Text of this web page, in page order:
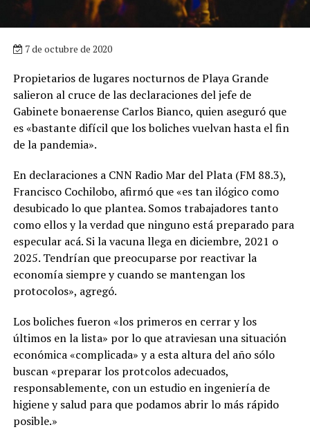
7 de octubre de 2020
Propietarios de lugares nocturnos de Playa Grande
salieron al cruce de las declaraciones del jefe de
Gabinete bonaerense Carlos Bianco, quien aseguró que
es «bastante difícil que los boliches vuelvan hasta el fin
de la pandemia».
En declaraciones a CNN Radio Mar del Plata (FM 88.3),
Francisco Cochilobo, afirmó que «es tan ilógico como
desubicado lo que plantea. Somos trabajadores tanto
como ellos y la verdad que ninguno está preparado para
especular acá. Si la vacuna llega en diciembre, 2021 o
2025. Tendrían que preocuparse por reactivar la
economía siempre y cuando se mantengan los
protocolos», agregó.
Los boliches fueron «los primeros en cerrar y los
últimos en la lista» por lo que atraviesan una situación
económica «complicada» y a esta altura del año sólo
buscan «preparar los protcolos adecuados,
responsablemente, con un estudio en ingeniería de
higiene y salud para que podamos abrir lo más rápido
posible.»